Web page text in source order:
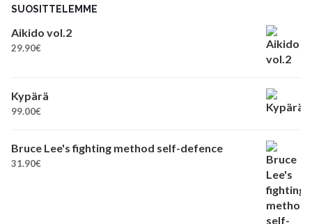
SUOSITTELEMME
Aikido vol.2
29.90€
Kypärä
99.00€
Bruce Lee's fighting method self-defence
31.90€